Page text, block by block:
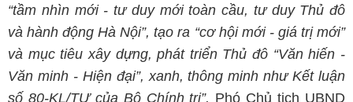
“tầm nhìn mới - tư duy mới toàn cầu, tư duy Thủ đô
và hành động Hà Nội”, tạo ra “cơ hội mới - giá trị mới”
và mục tiêu xây dựng, phát triển Thủ đô “Văn hiến -
Văn minh - Hiện đại”, xanh, thông minh như Kết luận
số 80-KL/TƯ của Bộ Chính trị”, Phó Chủ tịch UBND